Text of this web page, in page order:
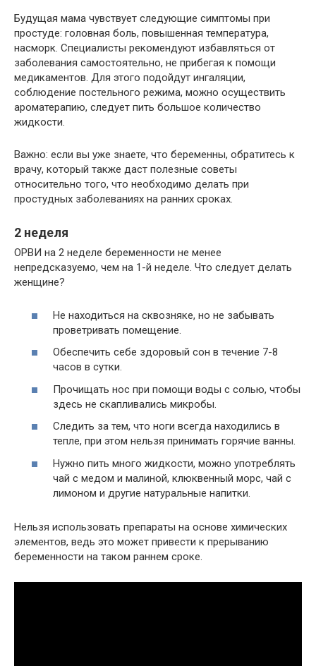
Будущая мама чувствует следующие симптомы при
простуде: головная боль, повышенная температура,
насморк. Специалисты рекомендуют избавляться от
заболевания самостоятельно, не прибегая к помощи
медикаментов. Для этого подойдут ингаляции,
соблюдение постельного режима, можно осуществить
ароматерапию, следует пить большое количество
жидкости.
Важно: если вы уже знаете, что беременны, обратитесь к
врачу, который также даст полезные советы
относительно того, что необходимо делать при
простудных заболеваниях на ранних сроках.
2 неделя
ОРВИ на 2 неделе беременности не менее
непредсказуемо, чем на 1-й неделе. Что следует делать
женщине?
Не находиться на сквозняке, но не забывать
проветривать помещение.
Обеспечить себе здоровый сон в течение 7-8
часов в сутки.
Прочищать нос при помощи воды с солью, чтобы
здесь не скапливались микробы.
Следить за тем, что ноги всегда находились в
тепле, при этом нельзя принимать горячие ванны.
Нужно пить много жидкости, можно употреблять
чай с медом и малиной, клюквенный морс, чай с
лимоном и другие натуральные напитки.
Нельзя использовать препараты на основе химических
элементов, ведь это может привести к прерыванию
беременности на таком раннем сроке.